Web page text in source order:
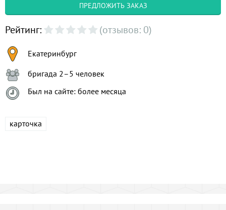
ПРЕДЛОЖИТЬ ЗАКАЗ
Рейтинг: (отзывов: 0)
Екатеринбург
бригада 2–5 человек
Был на сайте: более месяца
карточка